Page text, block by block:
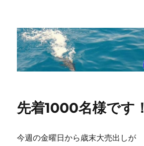
ing STAFF blog
先着1000名様です！
今週の金曜日から歳末大売出しが